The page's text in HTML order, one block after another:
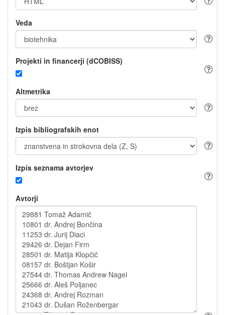
Veda
Projekti in financerji (dCOBISS)
Altmetrika
Izpis bibliografskih enot
Izpis seznama avtorjev
Avtorji